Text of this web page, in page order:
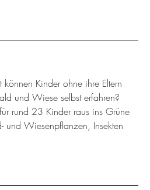
Kinder ohne ihre Eltern
und Wiese selbst erfahren?
rund 23 Kinder raus ins Grüne
und Wiesenpflanzen, Insekten